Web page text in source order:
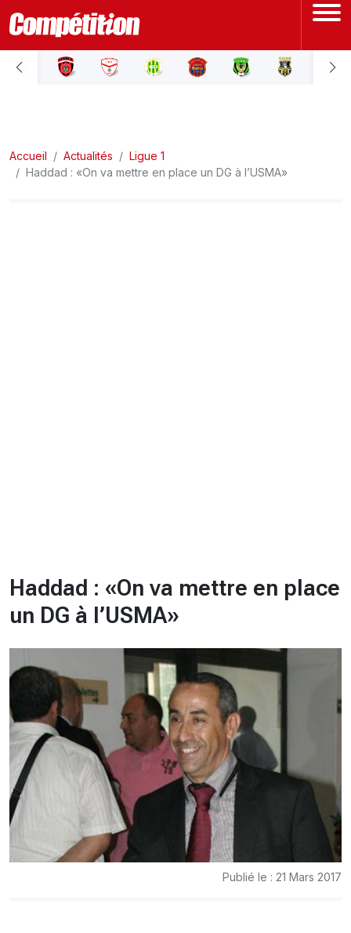
ACCUEIL
LIGUE 2
Accueil Actualités
Ligue 1
Haddad : «On va mettre en place un DG à l’USMA»
Haddad : «On va mettre en place
un DG à l’USMA»
Publié le : 21 Mars 2017